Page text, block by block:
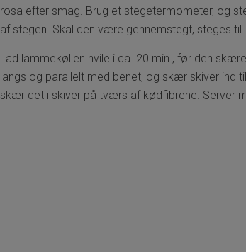
rosa efter smag. Brug et stegetermometer, og
af stegen. Skal den være gennemstegt, steges til
Lad lammekøllen hvile i ca. 20 min., før den
langs og parallelt med benet, og skær skiver ind
skær det i skiver på tværs af kødfibrene. Server